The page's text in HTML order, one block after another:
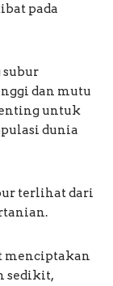
pada
subur
dan mutu
untuk
dunia
terlihat dari
menciptakan
sedikit,